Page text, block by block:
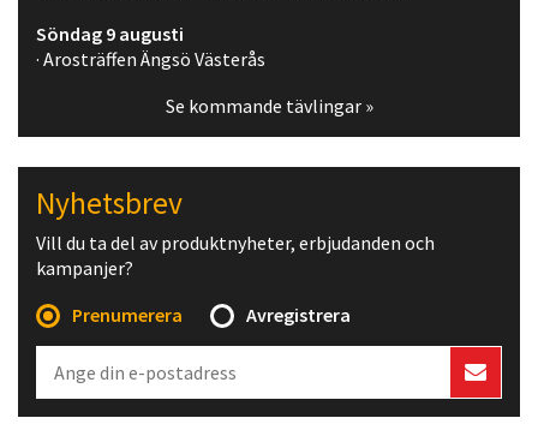
Söndag 9 augusti
· Arosträffen Ängsö Västerås
Se kommande tävlingar »
Nyhetsbrev
Vill du ta del av produktnyheter, erbjudanden och
kampanjer?
Prenumerera
Avregistrera